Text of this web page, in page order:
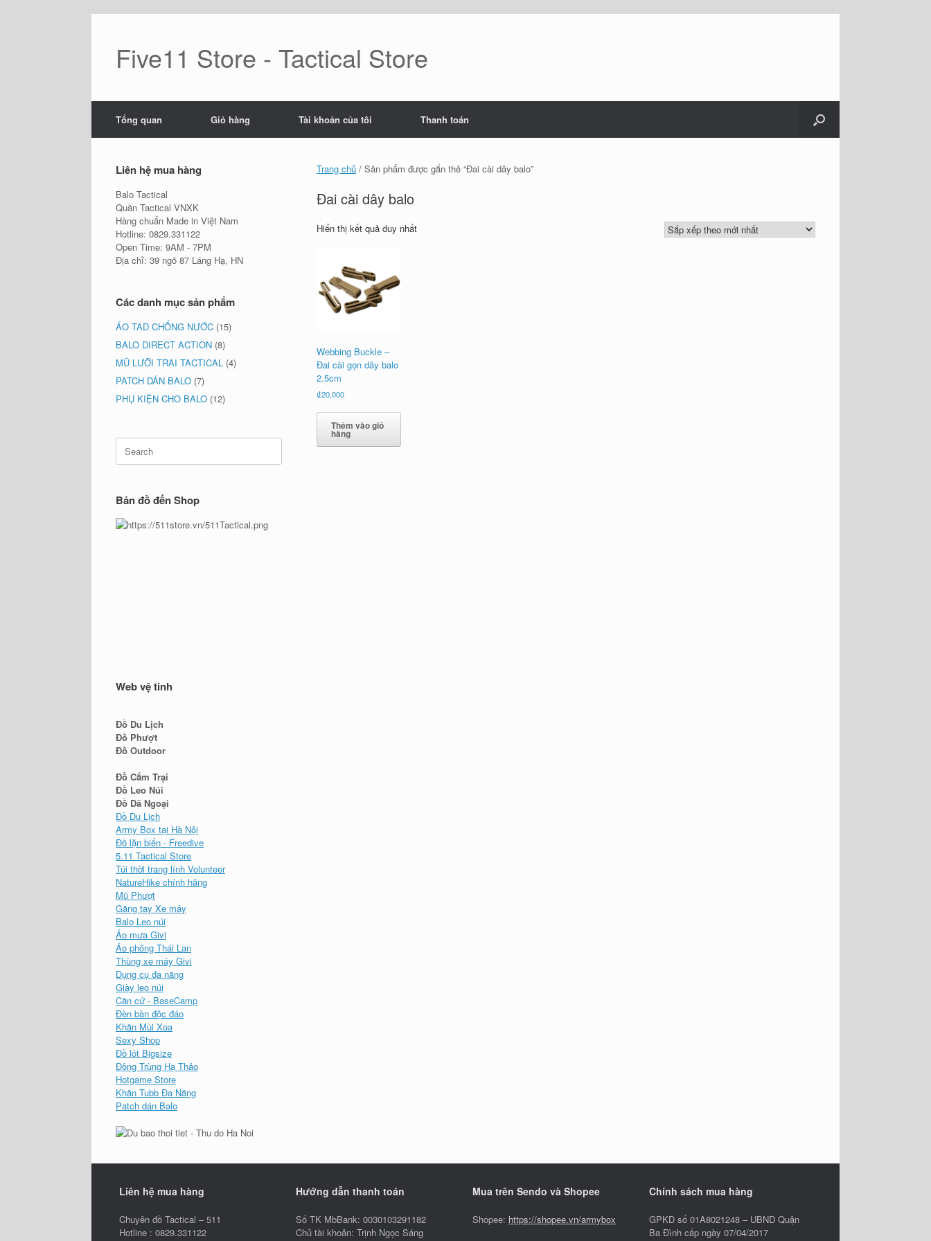
Five11 Store - Tactical Store
Tổng quan Giỏ hàng Tài khoản của tôi Thanh toán
Trang chủ / Sản phẩm được gắn thẻ “Đai cài dây balo”
Đai cài dây balo
Hiển thị kết quả duy nhất
Webbing Buckle –
Đai cài gọn dây balo
2.5cm
₫20,000
Thêm vào giỏ
hàng
Liên hệ mua hàng
Balo Tactical
Quần Tactical VNXK
Hàng chuẩn Made in Việt Nam
Hotline: 0829.331122
Open Time: 9AM - 7PM
Địa chỉ: 39 ngõ 87 Láng Hạ, HN
Các danh mục sản phẩm
ÁO TAD CHỐNG NƯỚC (15)
BALO DIRECT ACTION (8)
MŨ LƯỠI TRAI TACTICAL (4)
PATCH DÁN BALO (7)
PHỤ KIỆN CHO BALO (12)
Search
for:
Bản đồ đến Shop
Web vệ tinh
Đồ Du Lịch
Đồ Phượt
Đồ Outdoor
Đồ Cắm Trại
Đồ Leo Núi
Đồ Dã Ngoại
Đồ Du Lịch
Army Box tại Hà Nội
Đồ lặn biển - Freedive
5.11 Tactical Store
Túi thời trang lính Volunteer
NatureHike chính hãng
Mũ Phượt
Găng tay Xe máy
Balo Leo núi
Áo mưa Givi
Áo phông Thái Lan
Thùng xe máy Givi
Dụng cụ đa năng
Giày leo núi
Căn cứ - BaseCamp
Đèn bàn độc đáo
Khăn Mùi Xoa
Sexy Shop
Đồ lót Bigsize
Đông Trùng Hạ Thảo
Hotgame Store
Khăn Tubb Đa Năng
Patch dán Balo
Liên hệ mua hàng
Chuyên đồ Tactical – 511
Hotline : 0829.331122
Hướng dẫn thanh toán
Số TK MbBank: 0030103291182
Chủ tài khoản: Trịnh Ngọc Sáng
Mua trên Sendo và Shopee
Shopee: https://shopee.vn/armybox
Chính sách mua hàng
GPKD số 01A8021248 – UBND Quận
Ba Đình cấp ngày 07/04/2017